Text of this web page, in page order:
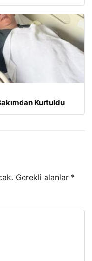
Kurtuldu
Gerekli alanlar *